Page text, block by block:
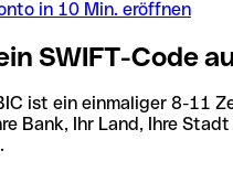
in 10 Min. eröffnen
SWIFT-Code
ist ein einmaliger 8-11
Bank, Ihr Land, Ihre